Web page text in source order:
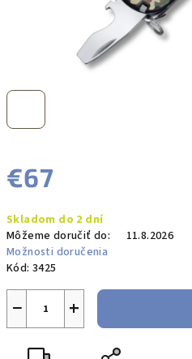
€67
cena:
Skladom do 2 dní
Môžeme doručiť do:
11.8.2026
Možnosti doručenia
Kód: 3425
+
−